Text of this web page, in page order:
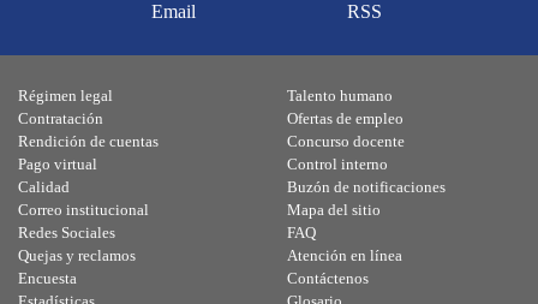
Email RSS
Régimen legal
Contratación
Rendición de cuentas
Pago virtual
Calidad
Talento humano
Ofertas de empleo
Concurso docente
Control interno
Buzón de notificaciones
Correo institucional
Redes Sociales
Quejas y reclamos
Encuesta
Mapa del sitio
FAQ
Atención en línea
Contáctenos